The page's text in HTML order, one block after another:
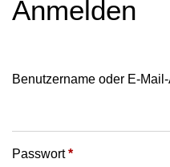
Anmelden
Benutzername oder E-
Passwort*